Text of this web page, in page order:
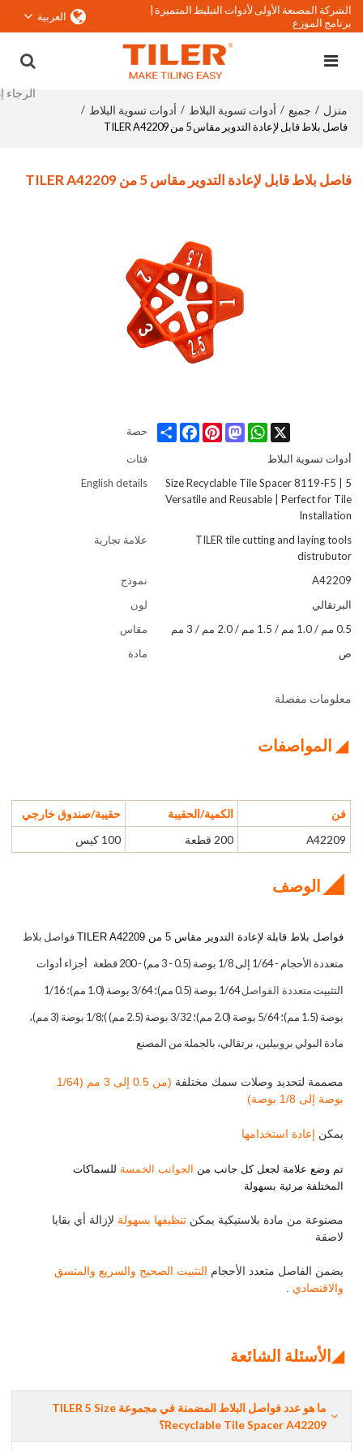
الشركة المصنعة الأولى لأدوات التبليط المتميزة |
برنامج الموزع
العربية
منزل / جميع / أدوات تسوية البلاط / أدوات تسوية البلاط /
فاصل بلاط قابل لإعادة التدوير مقاس 5 من TILER A42209
فاصل بلاط قابل لإعادة التدوير مقاس 5 من TILER A42209
حصة Share
FacebookPinterest
Mastodon
WhatsApp X
فئات
أدوات تسوية البلاط
English details
5 Size Recyclable Tile Spacer 8119-F5 |
Versatile and Reusable | Perfect for Tile
Installation
علامة تجارية
TILER tile cutting and laying tools
distrubutor
نموذج
A42209
لون
البرتقالي
مقاس
0.5 مم / 1.0 مم / 1.5 مم / 2.0 مم / 3 مم
مادة
ص
معلومات مفصلة
◢ المواصفات
فن الكمية/الحقيبة
حقيبة/صندوق خارجي
A42209
200 قطعة 100 كيس
◢ الوصف
فواصل بلاط قابلة لإعادة التدوير مقاس 5 من TILER A42209 فواصل بلاط
متعددة الأحجام - 1/64 إلى 1/8 بوصة (0.5 - 3 مم) - 200 قطعة أجزاء أدوات
التثبيت متعددة الفواصل 1/64 بوصة (0.5 مم)؛ 3/64 بوصة (1.0 مم)؛ 1/16
بوصة (1.5 مم)؛ 5/64 بوصة (2.0 مم)؛ 3/32 بوصة (2.5 مم) );1/8 بوصة (3 مم)،
مادة البولي بروبيلين، برتقالي، بالجملة من المصنع
مصممة لتحديد وصلات سمك مختلفة
(من 0.5 إلى 3 مم (1/64
بوصة إلى 1/8 بوصة)
يمكن إعادة استخدامها
تم وضع علامة لجعل كل جانب من الجوانب الخمسة للسماكات
المختلفة مرئية بسهولة
مصنوعة من مادة بلاستيكية يمكنتنظيفها بسهولة لإزالة أي بقايا
لاصقة
يضمن الفاصل متعدد الأحجام التثبيت الصحيح والسريع والمتسق
والاقتصادي .
◢الأسئلة الشائعة
ما هو عدد فواصل البلاط المضمنة في مجموعة TILER 5 Size
Recyclable Tile Spacer A42209؟